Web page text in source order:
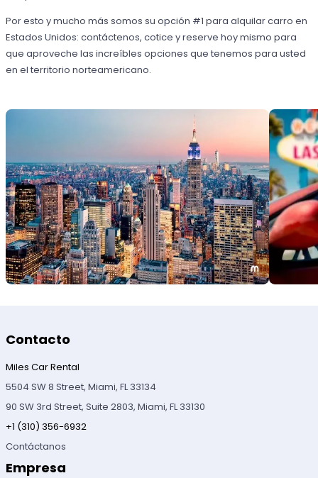
Por esto y mucho más somos su opción #1 para alquilar carro en
Estados Unidos: contáctenos, cotice y reserve hoy mismo para
que aproveche las increíbles opciones que tenemos para usted
en el territorio norteamericano.
Contacto
Miles Car Rental
5504 SW 8 Street, Miami, FL 33134
90 SW 3rd Street, Suite 2803, Miami, FL 33130
+1 (310) 356-6932
Contáctanos
Empresa